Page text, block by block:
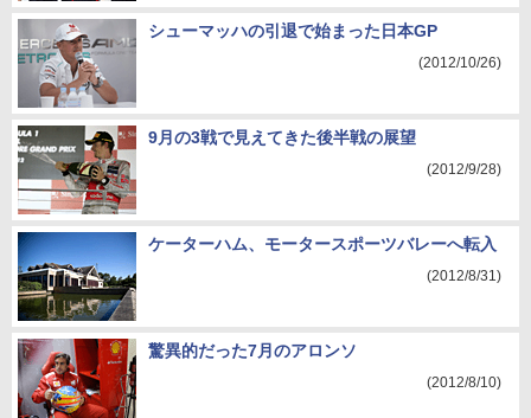
シューマッハの引退で始まった日本GP
(2012/10/26)
9月の3戦で見えてきた後半戦の展望
(2012/9/28)
ケーターハム、モータースポーツバレーへ転入
(2012/8/31)
驚異的だった7月のアロンソ
(2012/8/10)